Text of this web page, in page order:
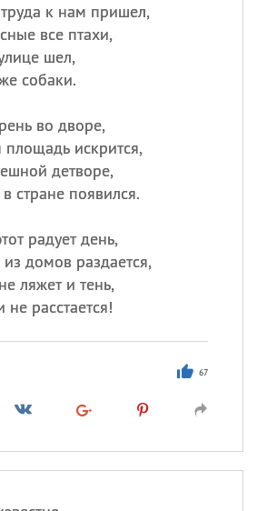
к нам пришел,
все птахи,
шел,
собаки.
во дворе,
площадь искрится,
детворе,
стране появился.
радует день,
домов раздается,
ляжет и тень,
не расстается!
67